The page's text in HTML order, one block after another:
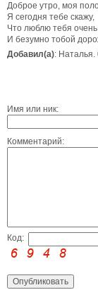
Доброе утро, моя
Я сегодня тебе скажу,
Что люблю тебя
И безумно тобой
Добавил(а): Наталья.
Имя или ник:
Комментарий:
Код: